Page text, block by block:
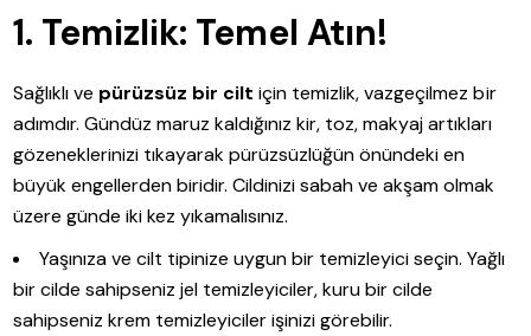
1. Temizlik: Temel Atın!
Sağlıklı ve pürüzsüz bir cilt için temizlik, vazgeçilmez bir
adımdır. Gündüz maruz kaldığınız kir, toz, makyaj artıkları
gözeneklerinizi tıkayarak pürüzsüzlüğün önündeki en
büyük engellerden biridir. Cildinizi sabah ve akşam olmak
üzere günde iki kez yıkamalısınız.
Yaşınıza ve cilt tipinize uygun bir temizleyici seçin. Yağlı
bir cilde sahipseniz jel temizleyiciler, kuru bir cilde
sahipseniz krem temizleyiciler işinizi görebilir.